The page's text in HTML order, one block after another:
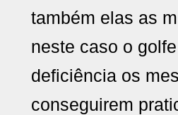
também elas as
neste caso o
deficiência os
conseguirem